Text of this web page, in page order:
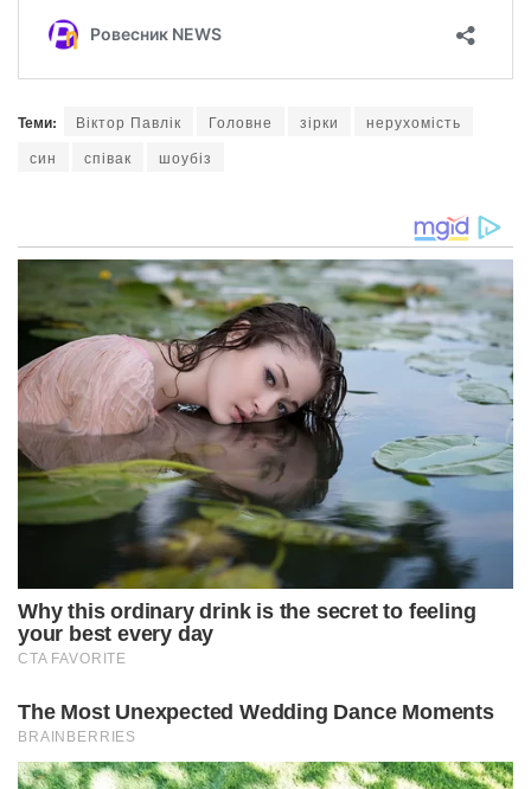
Теми: Віктор Павлік Головне зірки
нерухомість
син
співак шоубіз